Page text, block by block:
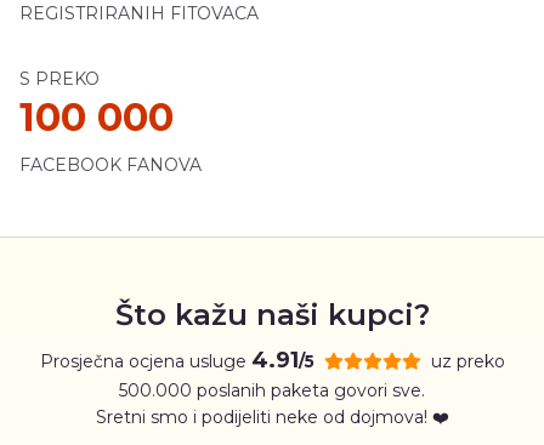
REGISTRIRANIH FITOVACA
S PREKO
100 000
FACEBOOK FANOVA
Što kažu naši kupci?
Prosječna ocjena usluge 4.91/5
uz preko
500.000 poslanih paketa govori sve.
Sretni smo i podijeliti neke od dojmova! ❤️